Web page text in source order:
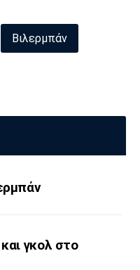
Βιλερμπάν
γκολ στο